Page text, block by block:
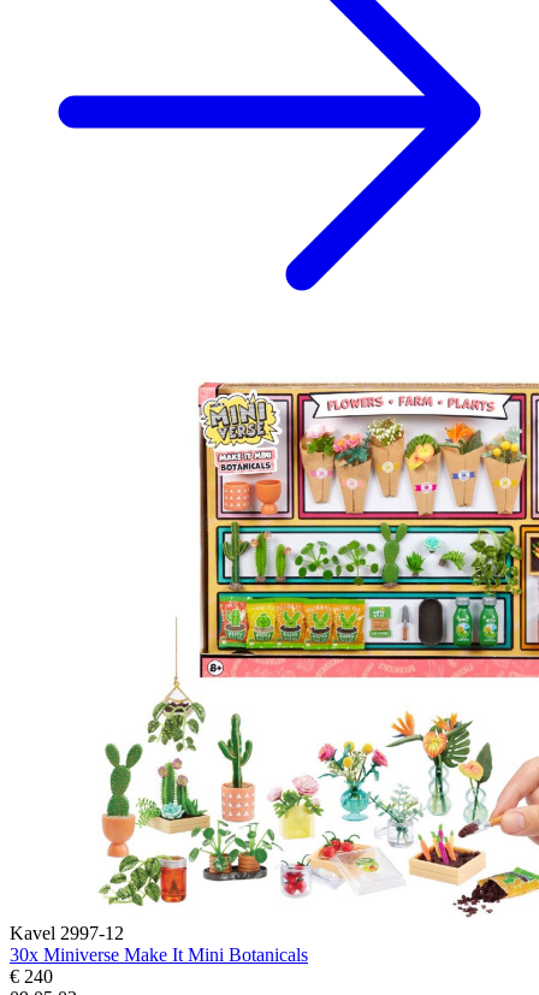
Kavel 2997-12
30x Miniverse Make It Mini Botanicals
€ 240